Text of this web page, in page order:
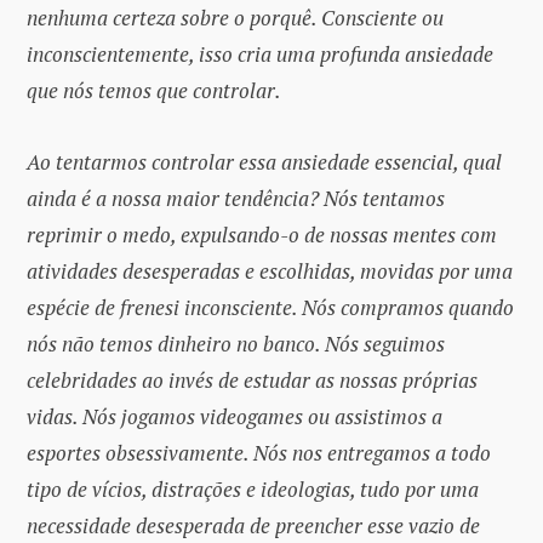
nenhuma certeza sobre o porquê. Consciente ou
inconscientemente, isso cria uma profunda ansiedade
que nós temos que controlar.
Ao tentarmos controlar essa ansiedade essencial, qual
ainda é a nossa maior tendência? Nós tentamos
reprimir o medo, expulsando-o de nossas mentes com
atividades desesperadas e escolhidas, movidas por uma
espécie de frenesi inconsciente. Nós compramos quando
nós não temos dinheiro no banco. Nós seguimos
celebridades ao invés de estudar as nossas próprias
vidas. Nós jogamos videogames ou assistimos a
esportes obsessivamente. Nós nos entregamos a todo
tipo de vícios, distrações e ideologias, tudo por uma
necessidade desesperada de preencher esse vazio de